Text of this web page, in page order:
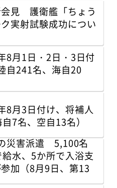
見 護衛艦「ちょう
実射試験成功につい
月1日・2日・3日付
自241名、海自20
月3日付け、将補人
7名、空自13名）
災害派遣 5,100名
水、5か所で入浴支
加（8月9日、第13